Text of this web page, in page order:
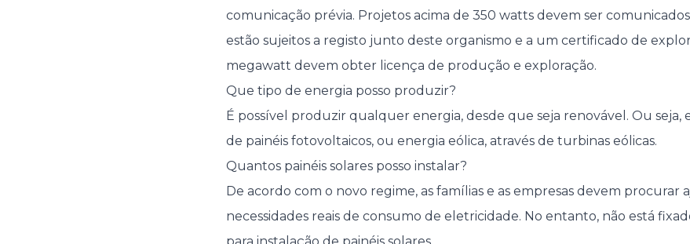
comunicação prévia. Projetos acima de 350 watts devem ser
estão sujeitos a registo junto deste organismo e a um certificado de
megawatt devem obter licença de produção e exploração.
Que tipo de energia posso produzir?
É possível produzir qualquer energia, desde que seja renovável. Ou seja,
de painéis fotovoltaicos, ou energia eólica, através de turbinas eólicas.
Quantos painéis solares posso instalar?
De acordo com o novo regime, as famílias e as empresas devem procurar
necessidades reais de consumo de eletricidade. No entanto, não está